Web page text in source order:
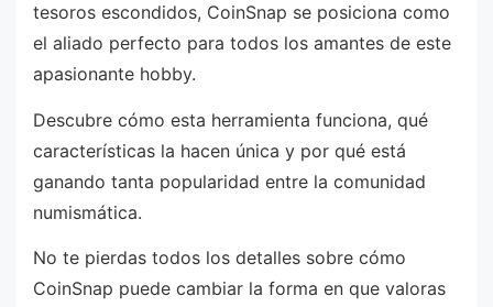
tesoros escondidos, CoinSnap se posiciona como
el aliado perfecto para todos los amantes de este
apasionante hobby.
Descubre cómo esta herramienta funciona, qué
características la hacen única y por qué está
ganando tanta popularidad entre la comunidad
numismática.
No te pierdas todos los detalles sobre cómo
CoinSnap puede cambiar la forma en que valoras